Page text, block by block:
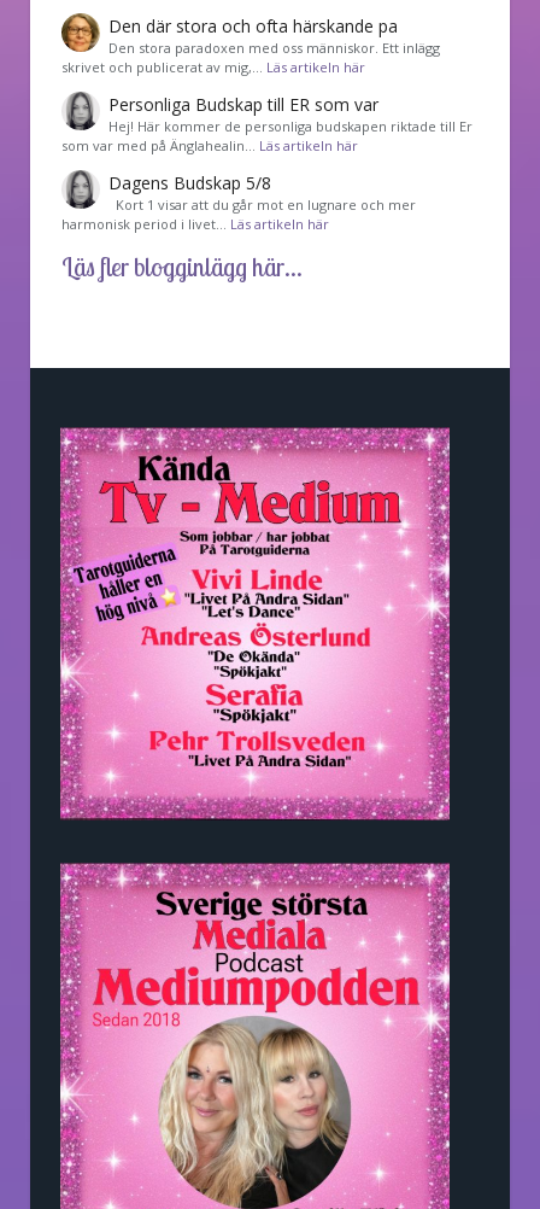
Den där stora och ofta härskande pa
Den stora paradoxen med oss människor. Ett inlägg
skrivet och publicerat av mig,… Läs artikeln här
Personliga Budskap till ER som var
Hej! Här kommer de personliga budskapen riktade till Er
som var med på Änglahealin… Läs artikeln här
Dagens Budskap 5/8
Kort 1 visar att du går mot en lugnare och mer
harmonisk period i livet… Läs artikeln här
Läs fler blogginlägg här...